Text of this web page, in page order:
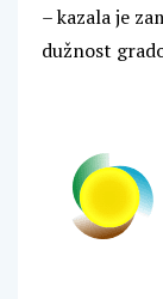
– kazala je
dužnost